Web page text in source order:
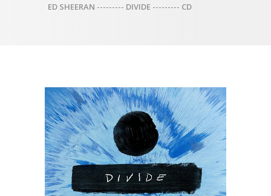
ED SHEERAN --------- DIVIDE --------- CD